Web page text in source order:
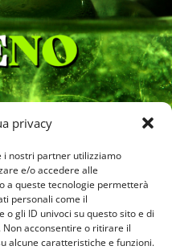
privacy
i nostri partner utilizziamo
e/o accedere alle
a queste tecnologie permetterà
personali come il
gli ID univoci su questo sito e di
acconsentire o ritirare il
alcune caratteristiche e funzioni.
CHALLENGE